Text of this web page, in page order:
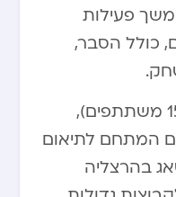
משך פעילות
כולל הסבר,
לקבוצות גדולות (מעל 15-20 משתתפים),
המתחם לתיאום
בהרצליה